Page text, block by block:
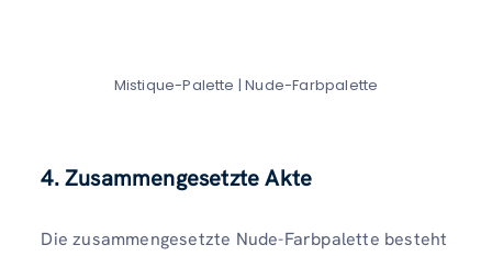
Mistique-Palette | Nude-Farbpalette
4. Zusammengesetzte Akte
Die zusammengesetzte Nude-Farbpalette besteht